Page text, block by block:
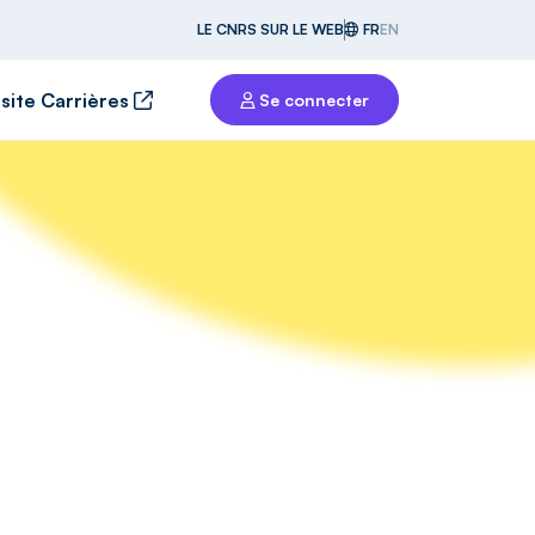
LE CNRS SUR LE WEB FREN
Carrières Se connecter